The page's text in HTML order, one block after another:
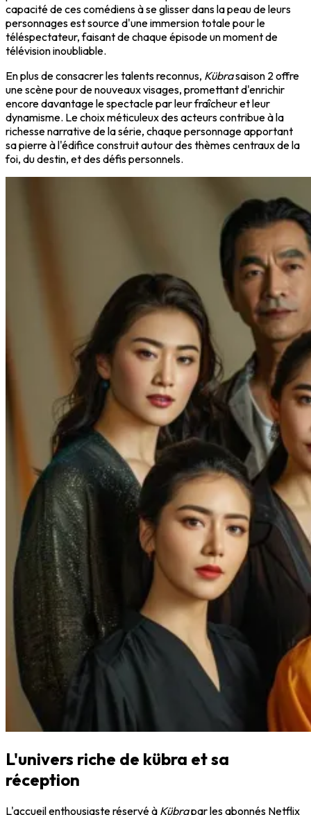
capacité de ces comédiens à se glisser dans la peau de leurs
personnages est source d'une immersion totale pour le
téléspectateur, faisant de chaque épisode un moment de
télévision inoubliable.
En plus de consacrer les talents reconnus, Kübrasaison 2 offre
une scène pour de nouveaux visages, promettant d'enrichir
encore davantage le spectacle par leur fraîcheur et leur
dynamisme. Le choix méticuleux des acteurs contribue à la
richesse narrative de la série, chaque personnage apportant
sa pierre à l'édifice construit autour des thèmes centraux de la
foi, du destin, et des défis personnels.
L'univers riche de kübra et sa
réception
L'accueil enthousiaste réservé à Kübrapar les abonnés Netflix